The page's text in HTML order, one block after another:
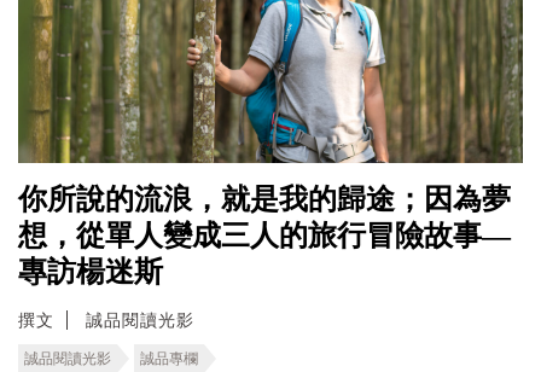
你所說的流浪，就是我的歸途；因為夢
想，從單人變成三人的旅行冒險故事—
專訪楊迷斯
撰文 誠品閱讀光影
誠品閱讀光影 誠品專欄